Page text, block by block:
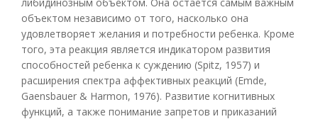
объектом независимо от того, насколько она
удовлетворяет желания и потребности ребенка. Кроме
того, эта реакция является индикатором развития
способностей ребенка к суждению (Spitz, 1957) и
расширения спектра аффективных реакций (Emde,
Gaensbauer & Harmon, 1976). Развитие когнитивных
функций, а также понимание запретов и приказаний